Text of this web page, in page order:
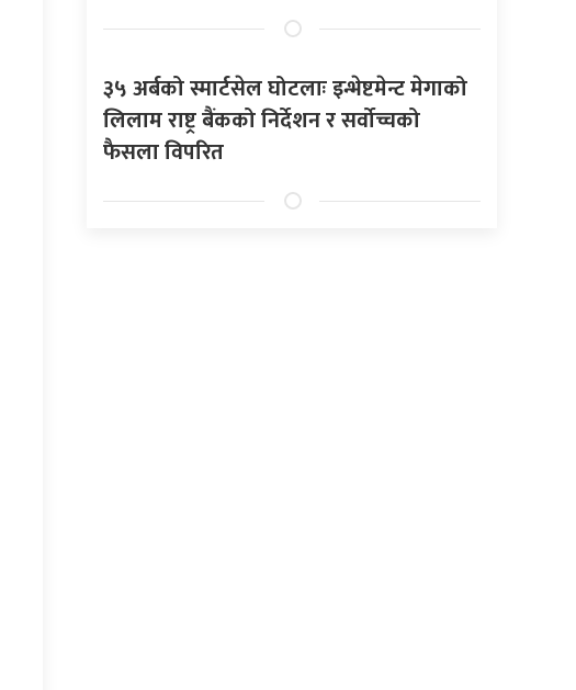
३५ अर्बको स्मार्टसेल घोटलाः इन्भेष्टमेन्ट मेगाको
लिलाम राष्ट्र बैंकको निर्देशन र सर्वोच्चको
फैसला विपरित